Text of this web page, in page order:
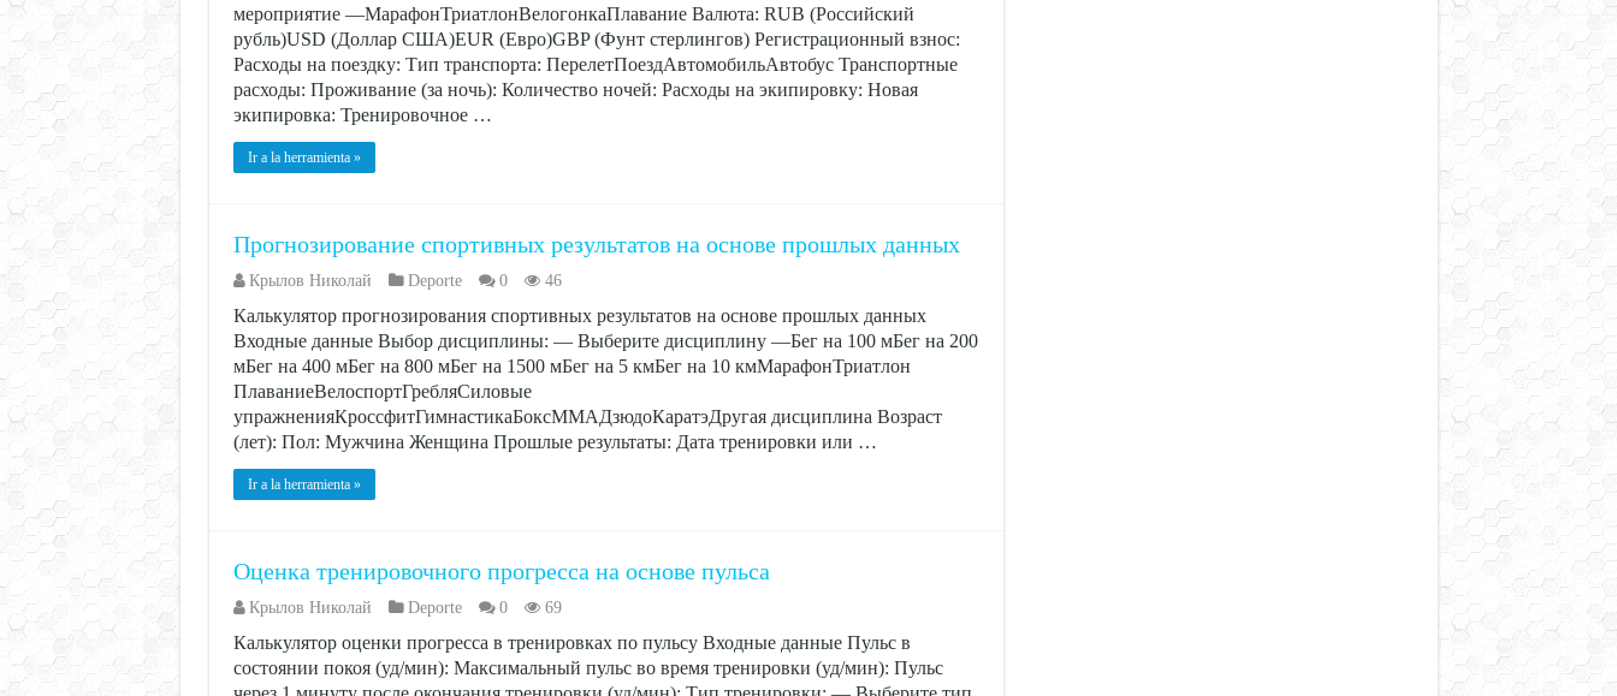
мероприятие —МарафонТриатлонВелогонкаПлавание Валюта: RUB (Российский
рубль)USD (Доллар США)EUR (Евро)GBP (Фунт стерлингов) Регистрационный взнос:
Расходы на поездку: Тип транспорта: ПерелетПоездАвтомобильАвтобус Транспортные
расходы: Проживание (за ночь): Количество ночей: Расходы на экипировку: Новая
экипировка: Тренировочное …
Ir a la herramienta »
Прогнозирование спортивных результатов на основе прошлых данных
Крылов Николай Deporte 0 46
Калькулятор прогнозирования спортивных результатов на основе прошлых данных
Входные данные Выбор дисциплины: — Выберите дисциплину —Бег на 100 мБег на 200
мБег на 400 мБег на 800 мБег на 1500 мБег на 5 кмБег на 10 кмМарафонТриатлон
ПлаваниеВелоспортГребляСиловые
упражненияКроссфитГимнастикаБоксMMAДзюдоКаратэДругая дисциплина Возраст
(лет): Пол: Мужчина Женщина Прошлые результаты: Дата тренировки или …
Ir a la herramienta »
Оценка тренировочного прогресса на основе пульса
Крылов Николай Deporte 0 69
Калькулятор оценки прогресса в тренировках по пульсу Входные данные Пульс в
состоянии покоя (уд/мин): Максимальный пульс во время тренировки (уд/мин): Пульс